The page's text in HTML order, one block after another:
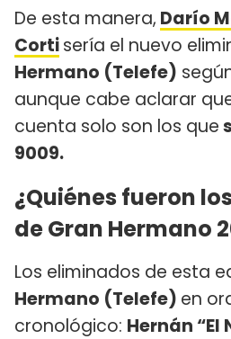
De esta manera, Darío
Cortisería el nuevo
Hermano (Telefe)
aunque cabe aclarar
cuenta solo son los que
9009.
¿Quiénes fueron
de Gran Hermano
Los eliminados de esta
Hermano (Telefe) en
cronológico: Hernán “El